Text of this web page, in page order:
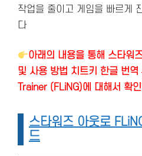
작업을 줄이고 게임을 빠르게
다
아래의 내용을 통해 스타워
및 사용 방법 치트키 한글 번
Trainer (FLiNG)에 대해서 확
스타워즈 아웃로
드